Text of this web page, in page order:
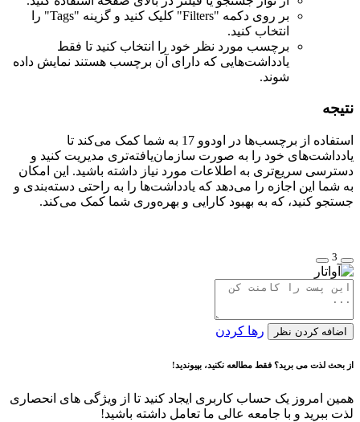
بر روی دکمه "Filters" کلیک کنید و گزینه "Tags" را
انتخاب کنید.
برچسب مورد نظر خود را انتخاب کنید تا فقط
یادداشت‌هایی که دارای آن برچسب هستند نمایش داده
شوند.
نتیجه
استفاده از برچسب‌ها در اودوو 17 به شما کمک می‌کند تا
یادداشت‌های خود را به صورت سازمان‌یافته‌تری مدیریت کنید و
دسترسی سریع‌تری به اطلاعات مورد نیاز داشته باشید. این امکان
به شما این اجازه را می‌دهد که یادداشت‌ها را به راحتی دسته‌بندی و
جستجو کنید، که به بهبود کارایی و بهره‌وری شما کمک می‌کند.
3
اضافه کردن نظر رها کردن
از بحث لذت می برید؟ فقط مطالعه نکنید، بپیوندید!
همین امروز یک حساب کاربری ایجاد کنید تا از ویژگی های انحصاری
لذت ببرید و با جامعه عالی ما تعامل داشته باشید!